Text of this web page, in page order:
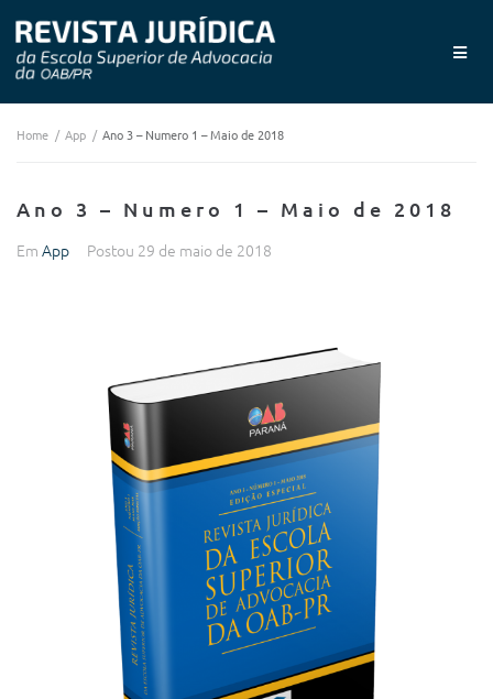
Home / App / Ano 3 – Numero 1 – Maio de 2018
Ano 3 – Numero 1 – Maio de 2018
Em App Postou 29 de maio de 2018